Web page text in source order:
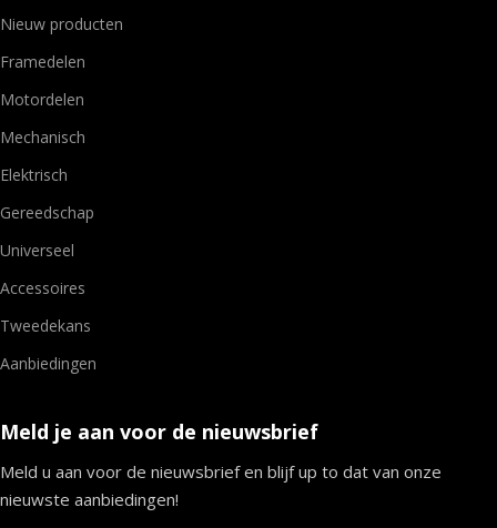
Nieuw producten
Framedelen
Motordelen
Mechanisch
Elektrisch
Gereedschap
Universeel
Accessoires
Tweedekans
Aanbiedingen
Meld je aan voor de nieuwsbrief
Meld u aan voor de nieuwsbrief en blijf up to dat van onze
nieuwste aanbiedingen!